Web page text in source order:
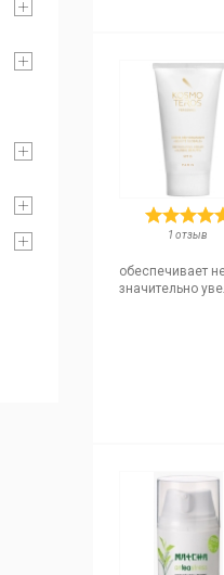
1 отзыв
обеспечивает
значительно